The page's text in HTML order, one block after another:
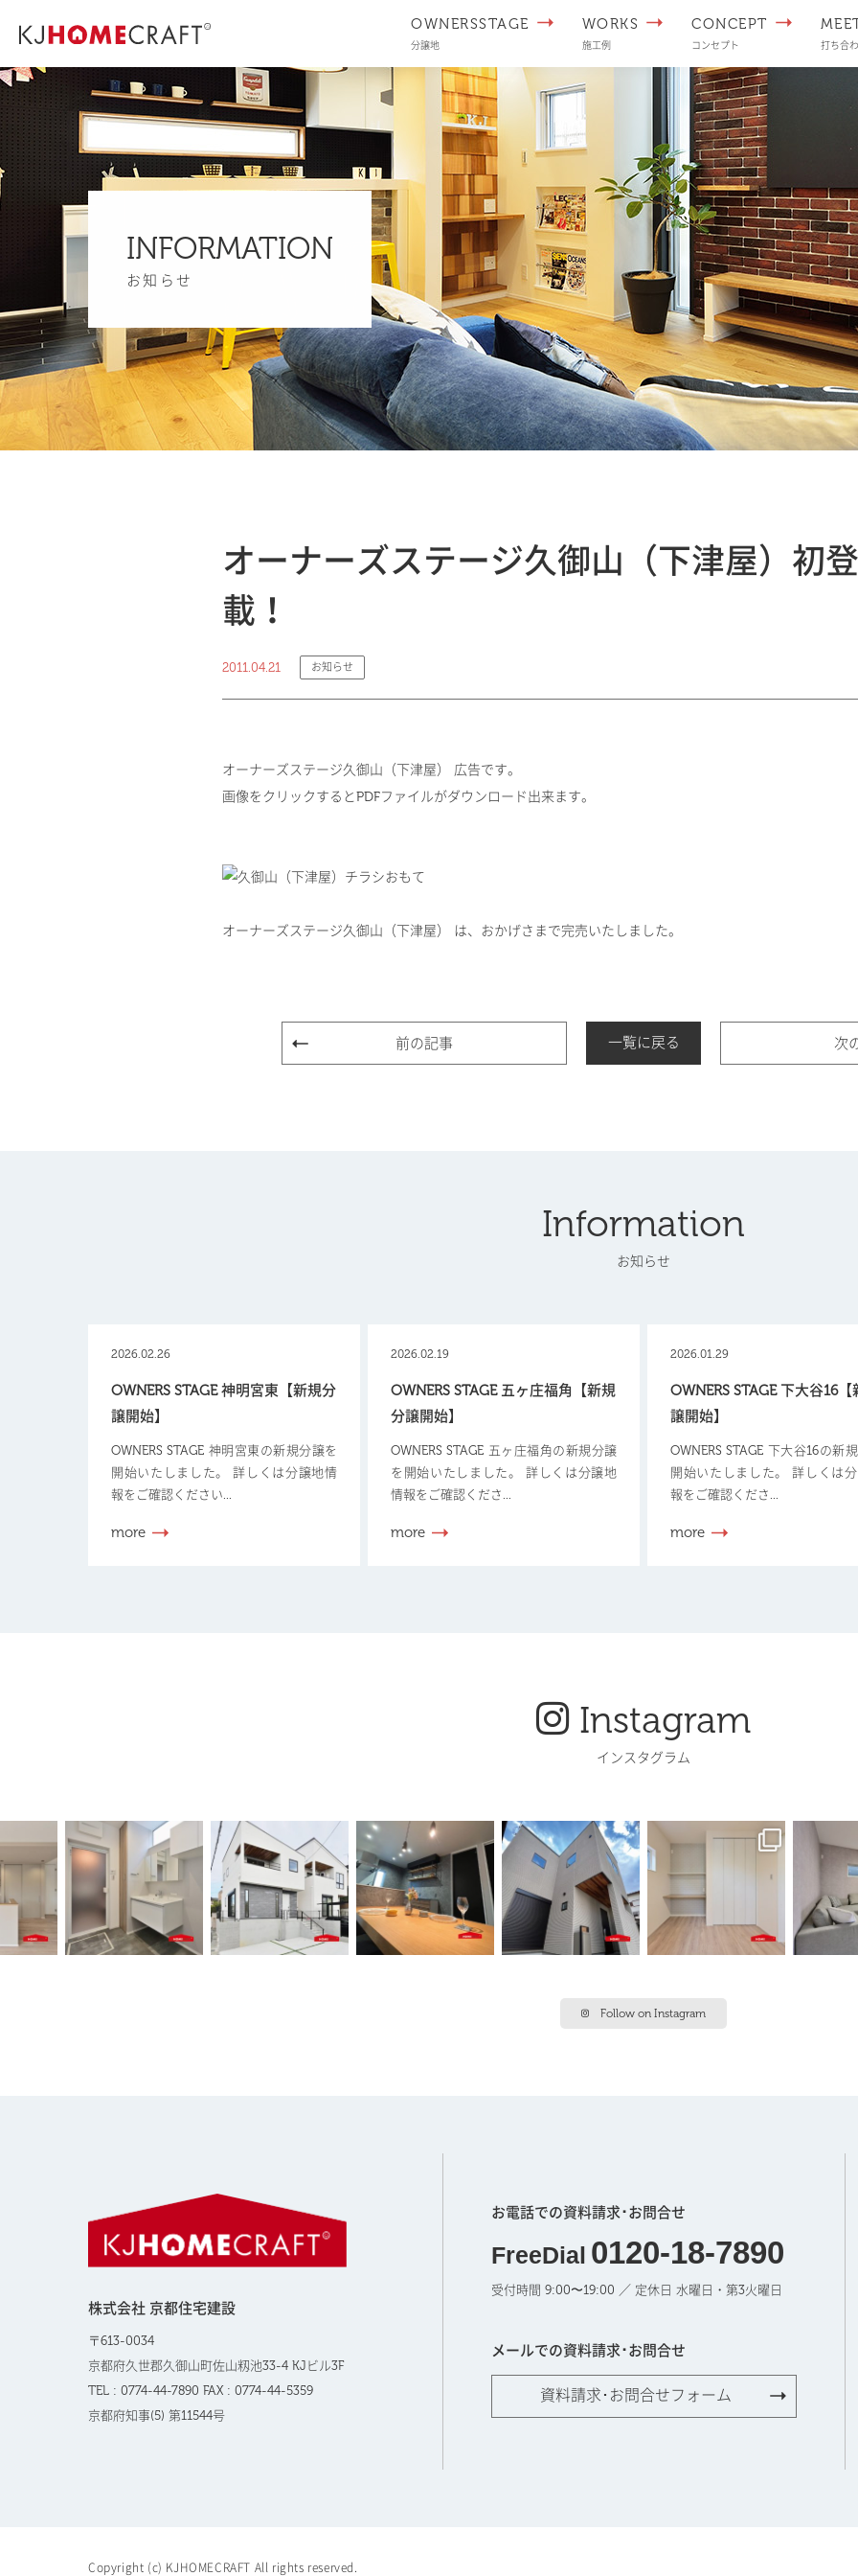
OWNERSSTAGE
分譲地
WORKS
施工例
CONCEPT
コンセプト 打ち合
INFORMATION
お知らせ
オーナーズステージ久御山（下津屋）初
載！
2011.04.21 お知らせ
オーナーズステージ久御山（下津屋） 広告です。
画像をクリックするとPDFファイルがダウンロード出来ます。
オーナーズステージ久御山（下津屋） は、おかげさまで完売いたしました。
前の記事 一覧に戻る 次
Information
お知らせ
2026.02.26
OWNERS STAGE 神明宮東【新規分
譲開始】
OWNERS STAGE 神明宮東の新規分譲を
開始いたしました。 詳しくは分譲地情
報をご確認ください...
more
2026.02.19
OWNERS STAGE 五ヶ庄福角【新規
分譲開始】
OWNERS STAGE 五ヶ庄福角の新規分譲
を開始いたしました。 詳しくは分譲地
情報をご確認くださ...
more
2026.01.29
OWNERS STAGE 下大谷16
譲開始】
OWNERS STAGE 下大谷16の新
開始いたしました。 詳しくは
報をご確認くださ...
more
Instagram
インスタグラム
Follow on Instagram
お電話での資料請求･お問合せ
FreeDial 0120-18-7890
受付時間 9:00〜19:00 ／ 定休日 水曜日・第3火曜日
メールでの資料請求･お問合せ
資料請求･お問合せフォーム
株式会社 京都住宅建設
〒613-0034
京都府久世郡久御山町佐山籾池33-4 KJビル3F
TEL : 0774-44-7890 FAX : 0774-44-5359
京都府知事(5) 第11544号
Copyright (c) KJHOMECRAFT All rights reserved.